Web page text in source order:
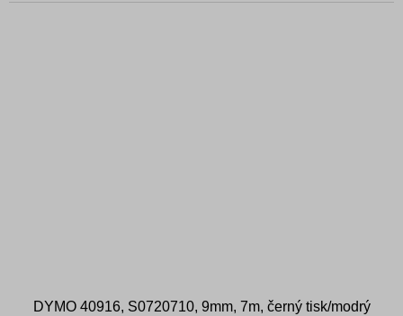
DYMO 40916, S0720710, 9mm, 7m, černý tisk/modrý